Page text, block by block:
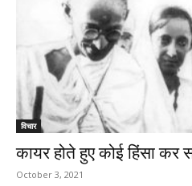
विचार
कायर होते हुए कोई हिंसा कर
October 3, 2021